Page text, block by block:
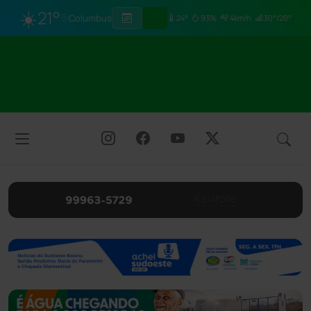
☀️21° Columbus 24° 93% 4km/h 30°/20°